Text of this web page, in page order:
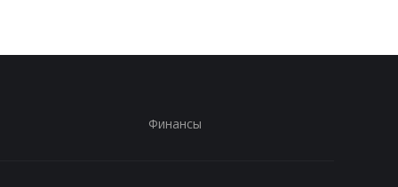
Финансы